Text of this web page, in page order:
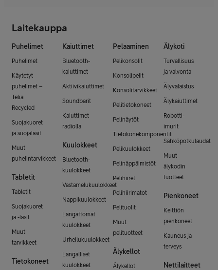
Laitekauppa
Puhelimet
Puhelimet
Käytetyt
puhelimet –
Telia
Recycled
Suojakuoret
ja suojalasit
Muut
puhelintarvikkeet
Tabletit
Tabletit
Suojakuoret
ja -lasit
Muut
tarvikkeet
Tietokoneet
Kaiuttimet
Bluetooth-
kaiuttimet
Aktiivikaiuttimet
Soundbarit
Kaiuttimet
radiolla
Kuulokkeet
Bluetooth-
kuulokkeet
Vastamelukuulokkeet
Nappikuulokkeet
Langattomat
kuulokkeet
Urheilukuulokkeet
Langalliset
kuulokkeet
Pelaaminen
Pelikonsolit
Konsolipelit
Konsolitarvikkeet
Pelitietokoneet
Pelinäytöt
Tietokonekomponentit
Pelikuulokkeet
Pelinäppäimistöt
Pelihiiret
Pelihiirimatot
Pelituolit
Muut
pelituotteet
Älykellot
Älykellot
Älykoti
Turvallisuus
ja valvonta
Älyvalaistus
Älykaiuttimet
Robotti-
imurit
Sähköpotkulaudat
Muut
älykodin
tuotteet
Pienkoneet
Keittiön
pienkoneet
Kauneus ja
terveys
Nettilaitteet